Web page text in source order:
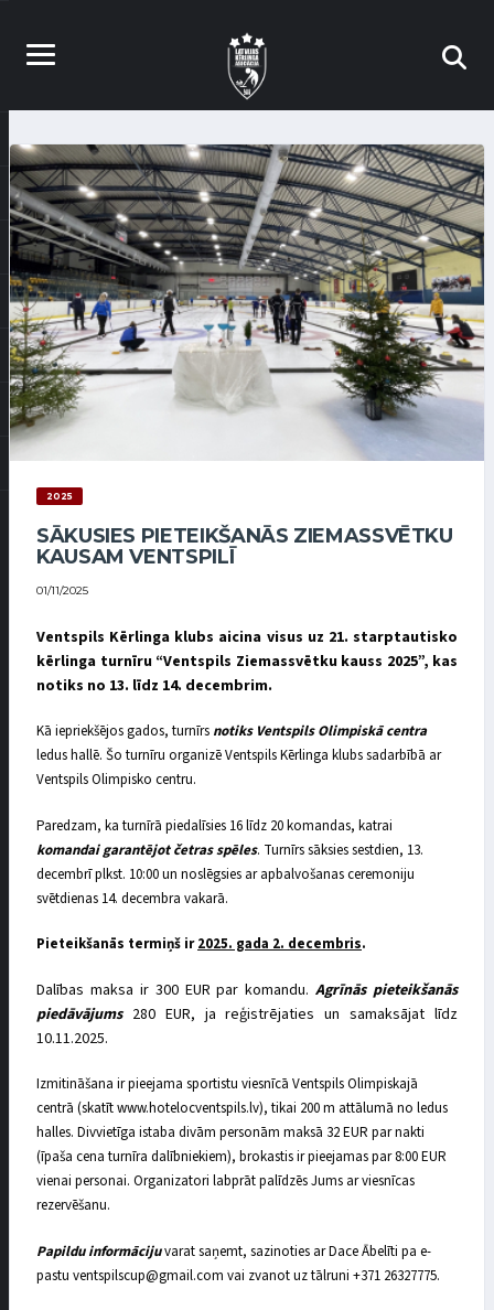
2025
SĀKUSIES PIETEIKŠANĀS ZIEMASSVĒTKU
KAUSAM VENTSPILĪ
01/11/2025
Ventspils Kērlinga klubs aicina visus uz 21. starptautisko
kērlinga turnīru “Ventspils Ziemassvētku kauss 2025”, kas
notiks no 13. līdz 14. decembrim.
Kā iepriekšējos gados, turnīrs notiks Ventspils Olimpiskā centra
ledus hallē. Šo turnīru organizē Ventspils Kērlinga klubs sadarbībā ar
Ventspils Olimpisko centru.
Paredzam, ka turnīrā piedalīsies 16 līdz 20 komandas, katrai
komandai garantējot četras spēles. Turnīrs sāksies sestdien, 13.
decembrī plkst. 10:00 un noslēgsies ar apbalvošanas ceremoniju
svētdienas 14. decembra vakarā.
Pieteikšanās termiņš ir2025. gada 2. decembris.
Dalības maksa ir 300 EUR par komandu.Agrīnās pieteikšanās
piedāvājums280 EUR, ja reģistrējaties un samaksājat līdz
10.11.2025.
Izmitināšana ir pieejama sportistu viesnīcā Ventspils Olimpiskajā
centrā (skatīt www.hotelocventspils.lv), tikai 200 m attālumā no ledus
halles. Divvietīga istaba divām personām maksā 32 EUR par nakti
(īpaša cena turnīra dalībniekiem), brokastis ir pieejamas par 8:00 EUR
vienai personai. Organizatori labprāt palīdzēs Jums ar viesnīcas
rezervēšanu.
Papildu informācijuvarat saņemt, sazinoties ar Dace Ābelīti pa e-
pastu ventspilscup@gmail.com vai zvanot uz tālruni +371 26327775.